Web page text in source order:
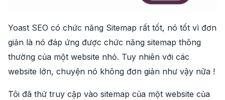
Yoast SEO có chức năng Sitemap rất tốt, nó tốt vì đơn
giản là nó đáp ứng được chức năng sitemap thông
thường của một website nhỏ. Tuy nhiên với các
website lớn, chuyện nó không đơn giản như vậy nữa !
Tôi đã thử truy cập vào sitemap của một website của